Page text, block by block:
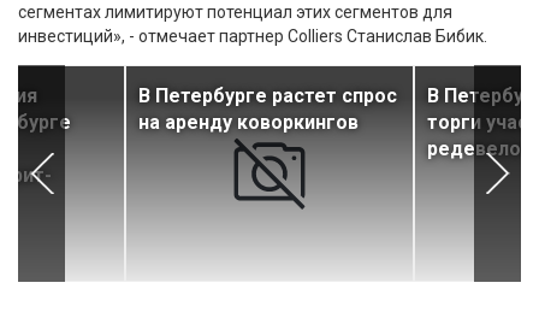
сегментах лимитируют потенциал этих сегментов для
инвестиций», - отмечает партнер Colliers Станислав Бибик.
В Петербурге растет спрос
на аренду коворкингов
В
торги